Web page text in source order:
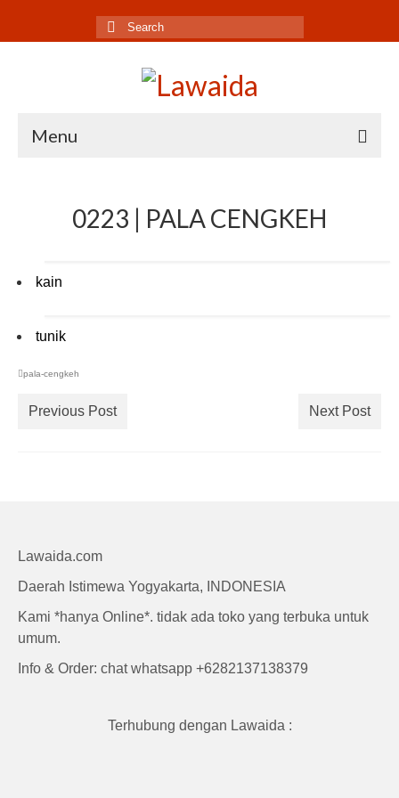
Search
for:
Menu
Produk
Jurnal
Tentang
Craft
0223 | PALA CENGKEH
kain
tunik
pala-cengkeh
Previous Post Next Post
Lawaida.com
Daerah Istimewa Yogyakarta, INDONESIA
Kami *hanya Online*. tidak ada toko yang terbuka untuk
umum.
Info & Order: chat whatsapp +6282137138379
Terhubung dengan Lawaida :